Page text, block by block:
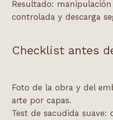
Resultado:
controlada y descarga
Checklist antes
Foto de la obra y del
arte por capas.
Test de sacudida suave: